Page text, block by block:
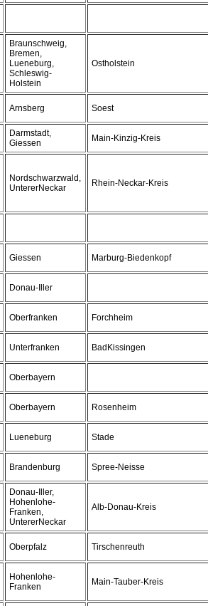
Braunschweig,
Bremen,
Lueneburg,
Schleswig-
Holstein
Ostholstein
Arnsberg Soest
Darmstadt,
Giessen
Main-Kinzig-Kreis
Nordschwarzwald,
UntererNeckar
Rhein-Neckar-Kreis
Giessen Marburg-Biedenkopf
Donau-Iller
Oberfranken Forchheim
Unterfranken BadKissingen
Oberbayern
Oberbayern Rosenheim
Lueneburg Stade
Brandenburg Spree-Neisse
Donau-Iller,
Hohenlohe-
Franken,
UntererNeckar
Alb-Donau-Kreis
Oberpfalz Tirschenreuth
Hohenlohe-
Franken
Main-Tauber-Kreis